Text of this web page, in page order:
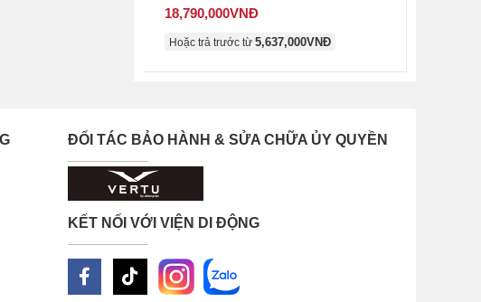
18,790,000VNĐ
Hoặc trả trước từ 5,637,000VNĐ
ĐỐI TÁC BẢO HÀNH & SỬA CHỮA ỦY QUYỀN
KẾT NỐI VỚI VIỆN DI ĐỘNG